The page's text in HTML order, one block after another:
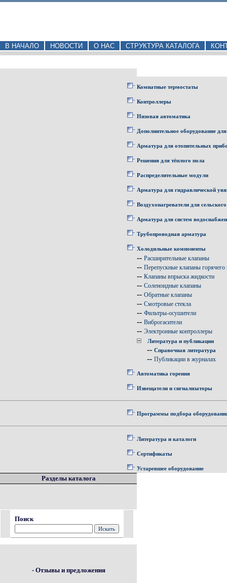
В НАЧАЛО НОВОСТИ О НАС СТРУКТУРА КАТАЛОГА
Комнатные термостаты
Контроллеры
Низовая автоматика
Дополнительное оборудование
Арматура для отопительных
Решения для тёплого пола
Распределительные модули
Арматура для гидравлической
Воздухонагреватели для
Арматура для систем
Трубопроводная арматура
Холодильные компоненты
-- Расширительные клапаны
-- Перепускные клапаны горячего
-- Клапаны впрыска жидкости
-- Соленоидные клапаны
-- Обратные клапаны
-- Смотровые стекла
-- Фильтры-осушители
-- Виброгасители
-- Электронные контроллеры
Литература и публикации
-- Справочная литература
-- Публикации в журналах
Автоматика горения
Извещатели и сигнализаторы
Программы подбора
Литература и каталоги
Сертификаты
Устаревшее оборудование
Разделы каталога
Поиск
- Отзывы и предложения